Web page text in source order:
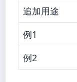
追加用途
例1
例2